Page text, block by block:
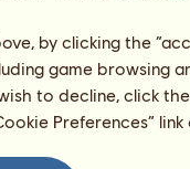
Zawody
galopem
skoków
by clicking the
game browsing
to decline, click
Preferences”